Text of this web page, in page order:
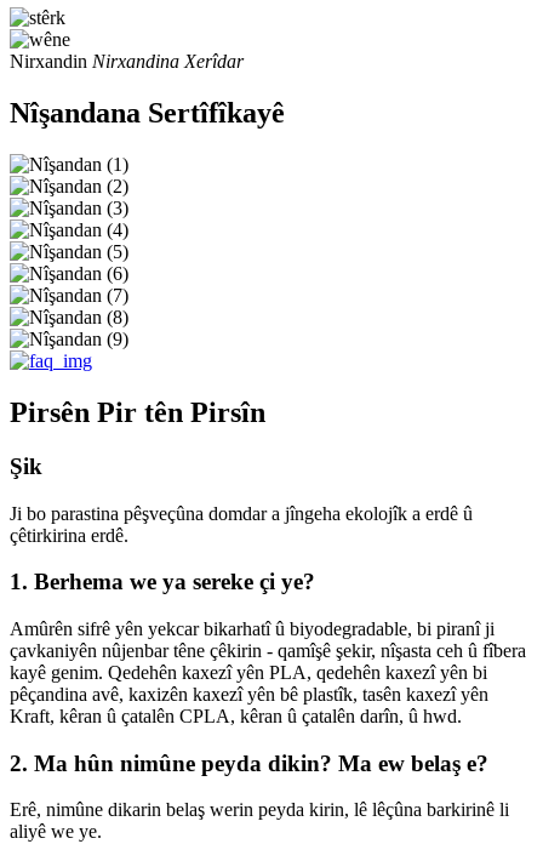
Nirxandin Nirxandina Xerîdar
Nîşandana Sertîfîkayê
Pirsên Pir tên Pirsîn
Şik
Ji bo parastina pêşveçûna domdar a jîngeha ekolojîk a erdê û
çêtirkirina erdê.
1. Berhema we ya sereke çi ye?
Amûrên sifrê yên yekcar bikarhatî û biyodegradable, bi piranî ji
çavkaniyên nûjenbar têne çêkirin - qamîşê şekir, nîşasta ceh û fîbera
kayê genim. Qedehên kaxezî yên PLA, qedehên kaxezî yên bi
pêçandina avê, kaxizên kaxezî yên bê plastîk, tasên kaxezî yên
Kraft, kêran û çatalên CPLA, kêran û çatalên darîn, û hwd.
2. Ma hûn nimûne peyda dikin? Ma ew belaş e?
Erê, nimûne dikarin belaş werin peyda kirin, lê lêçûna barkirinê li
aliyê we ye.